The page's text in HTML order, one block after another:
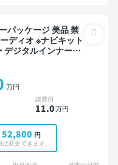
ージ 美品 禁
ディオ ※ナビキット
デジタルインナーミ
軽減
万円
諸費用
11.0万円
52,800 円
変更できます。